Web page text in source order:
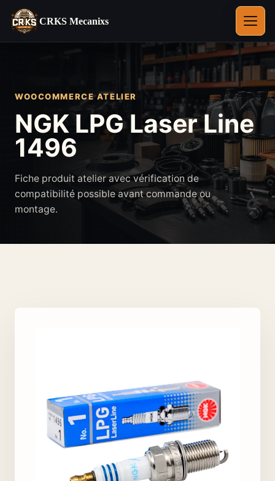
CRKS Mecanixs
Ouvrir
le
menu
WOOCOMMERCE ATELIER
NGK LPG Laser Line
1496
Fiche produit atelier avec vérification de
compatibilité possible avant commande ou
montage.